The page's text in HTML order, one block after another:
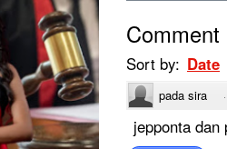
Comment
Sort by: Date
pada sira
jepponta dan